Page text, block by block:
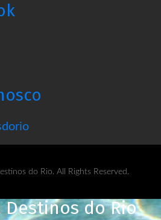
do Rio. All Rights Reserved.
Destinos do Rio